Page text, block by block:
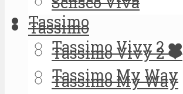
Tassimo
Tassimo Vivy 2 ❤️
Tassimo My Way
Tassimo
Tassimo Vivy 2 ❤️
Tassimo My Way